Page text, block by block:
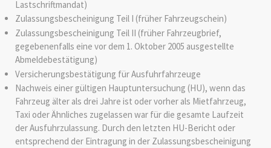
Lastschriftmandat)
Zulassungsbescheinigung Teil I (früher Fahrzeugschein)
Zulassungsbescheinigung Teil II (früher Fahrzeugbrief,
gegebenenfalls eine vor dem 1. Oktober 2005 ausgestellte
Abmeldebestätigung)
Versicherungsbestätigung für Ausfuhrfahrzeuge
Nachweis einer gültigen Hauptuntersuchung (HU), wenn das
Fahrzeug älter als drei Jahre ist oder vorher als Mietfahrzeug,
Taxi oder Ähnliches zugelassen war für die gesamte Laufzeit
der Ausfuhrzulassung. Durch den letzten HU-Bericht oder
entsprechend der Eintragung in der Zulassungsbescheinigung